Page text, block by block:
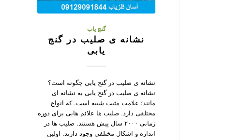
گنج یاب
نشانه ی صليب در گنج
یابی
نشانه ی صليب در گنج یابی چگونه است؟
نشانه ی صليب در گنج یابی به نشانه ای
مانند؛ علامت مثبت شبیه است. که انواع
مختلفی دارد. صليب ها علائم هايى برای دوره
زمانی ۲۰۰۰ سال پيش هستند. صلیب ها در
اندازه و اشکال مختلفى وجود دارند. اولين